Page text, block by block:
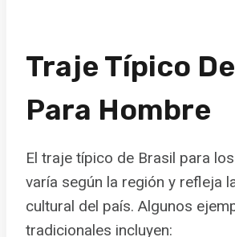
Traje Típico
Para Hombre
El traje típico de Brasil para
varía según la región y refleja
cultural del país. Algunos
tradicionales incluyen: